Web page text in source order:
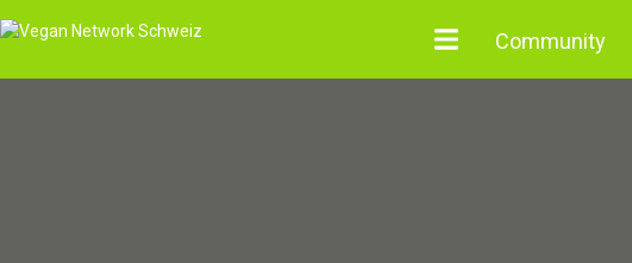
Community